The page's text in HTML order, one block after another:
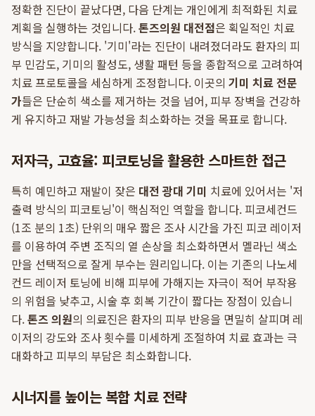
정확한 진단이 끝났다면, 다음 단계는 개인에게 최적화된 치료
계획을 실행하는 것입니다.톤즈의원 대전점은 획일적인 치료
방식을 지양합니다. '기미'라는 진단이 내려졌더라도 환자의 피
부 민감도, 기미의 활성도, 생활 패턴 등을 종합적으로 고려하여
치료 프로토콜을 세심하게 조정합니다. 이곳의 기미 치료 전문
가들은 단순히 색소를 제거하는 것을 넘어, 피부 장벽을 건강하
게 유지하고 재발 가능성을 최소화하는 것을 목표로 합니다.
저자극, 고효율: 피코토닝을 활용한 스마트한 접근
특히 예민하고 재발이 잦은 대전 광대 기미 치료에 있어서는 '저
출력 방식의 피코토닝'이 핵심적인 역할을 합니다. 피코세컨드
(1조 분의 1초) 단위의 매우 짧은 조사 시간을 가진 피코 레이저
를 이용하여 주변 조직의 열 손상을 최소화하면서 멜라닌 색소
만을 선택적으로 잘게 부수는 원리입니다. 이는 기존의 나노세
컨드 레이저 토닝에 비해 피부에 가해지는 자극이 적어 부작용
의 위험을 낮추고, 시술 후 회복 기간이 짧다는 장점이 있습니
다.톤즈 의원의 의료진은 환자의 피부 반응을 면밀히 살피며 레
이저의 강도와 조사 횟수를 미세하게 조절하여 치료 효과는 극
대화하고 피부의 부담은 최소화합니다.
시너지를 높이는 복합 치료 전략